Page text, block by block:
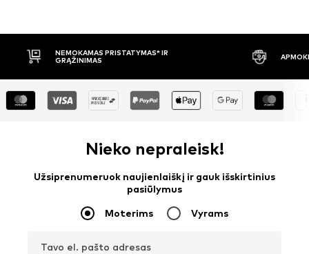
APMOKĖJIMAS PRISTAČIUS 30 DIENŲ
Nieko nepraleisk!
Užsiprenumeruok naujienlaiškį ir gauk išskirtinius
pasiūlymus
Moterims Vyrams
Tavo el. pašto adresas